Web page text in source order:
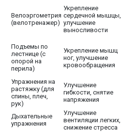
Велоэргометрия
(велотренажер)
Укрепление
сердечной мышцы,
улучшение
выносливости
Подъемы по
лестнице (с
опорой на
перила)
Укрепление мышц
ног, улучшение
кровообращения
Упражнения на
растяжку (для
спины, плеч,
рук)
Улучшение
гибкости, снятие
напряжения
Дыхательные
упражнения
Улучшение
вентиляции легких,
снижение стресса